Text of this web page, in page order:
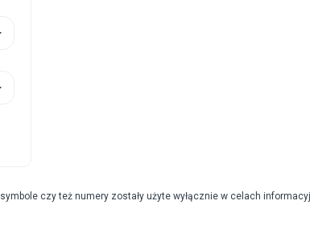
czy też numery zostały użyte wyłącznie w celach